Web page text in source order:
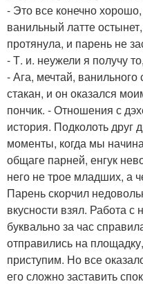
- Это все конечно
ванильный латте
протянула, и парень не
- Т. и. неужели я получу
- Ага, мечтай,
стакан, и он оказался
пончик. - Отношения с
история. Подколоть друг
моменты, когда мы
общаге парней, енгук
него не трое младших, а
Парень скорчил
вкусности взял. Работа
буквально за час
отправились на
приступим. Но все
его сложно заставить